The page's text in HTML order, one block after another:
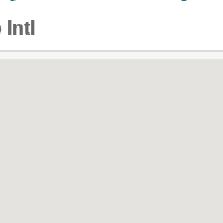
Intl